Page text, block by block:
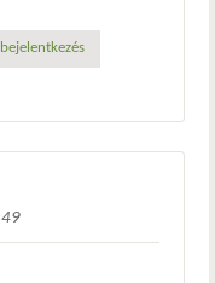
bejelentkezés